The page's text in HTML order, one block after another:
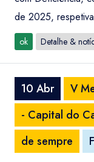
de 2025,
ok Detalhe &
10 Abr
V
- Capital do
de sempre